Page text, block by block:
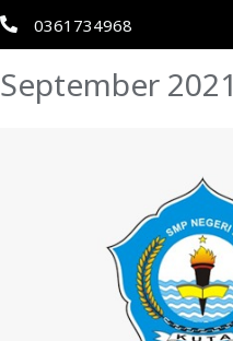
0361734968
September 2021